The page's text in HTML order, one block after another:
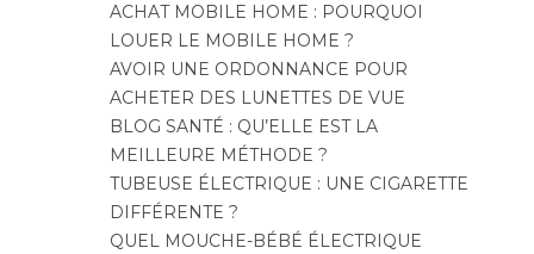
ACHAT MOBILE HOME : POURQUOI
LOUER LE MOBILE HOME ?
AVOIR UNE ORDONNANCE POUR
ACHETER DES LUNETTES DE VUE
BLOG SANTÉ : QU’ELLE EST LA
MEILLEURE MÉTHODE ?
TUBEUSE ÉLECTRIQUE : UNE CIGARETTE
DIFFÉRENTE ?
QUEL MOUCHE-BÉBÉ ÉLECTRIQUE